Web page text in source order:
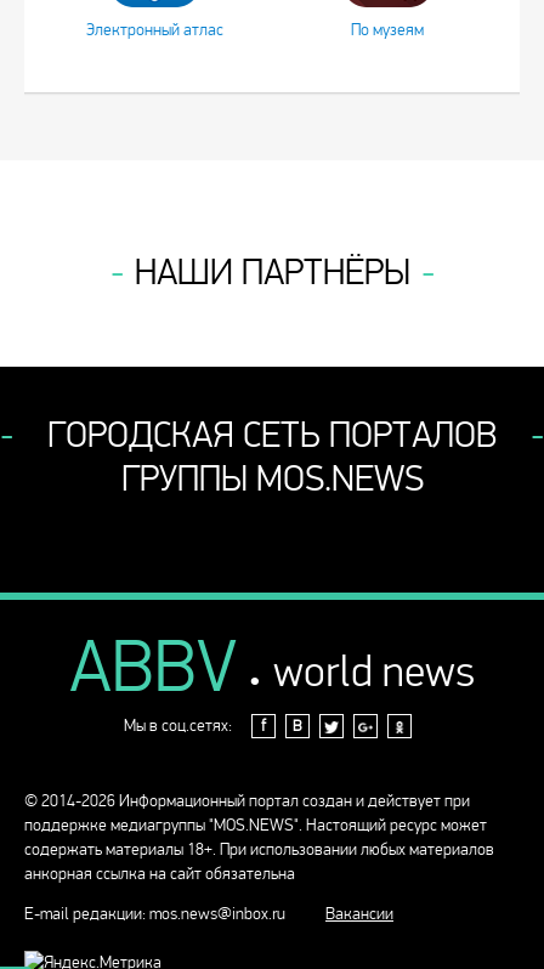
Электронный атлас По музеям
НАШИ ПАРТНЁРЫ
ГОРОДСКАЯ СЕТЬ ПОРТАЛОВ
ГРУППЫ MOS.NEWS
ABBV . world news
Мы в соц.сетях: f В
© 2014-2026 Информационный портал создан и действует при
поддержке медиагруппы "MOS.NEWS". Настоящий ресурс может
содержать материалы 18+. При использовании любых материалов
анкорная ссылка на сайт обязательна
E-mail редакции:mos.news@inbox.ru Вакансии